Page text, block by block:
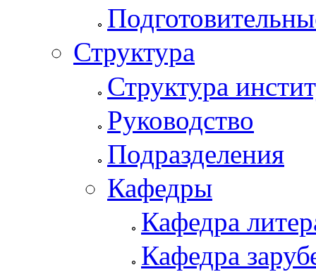
Структура
Структура
Руководство
Подразделения
Кафедры
Кафедра
Кафедра